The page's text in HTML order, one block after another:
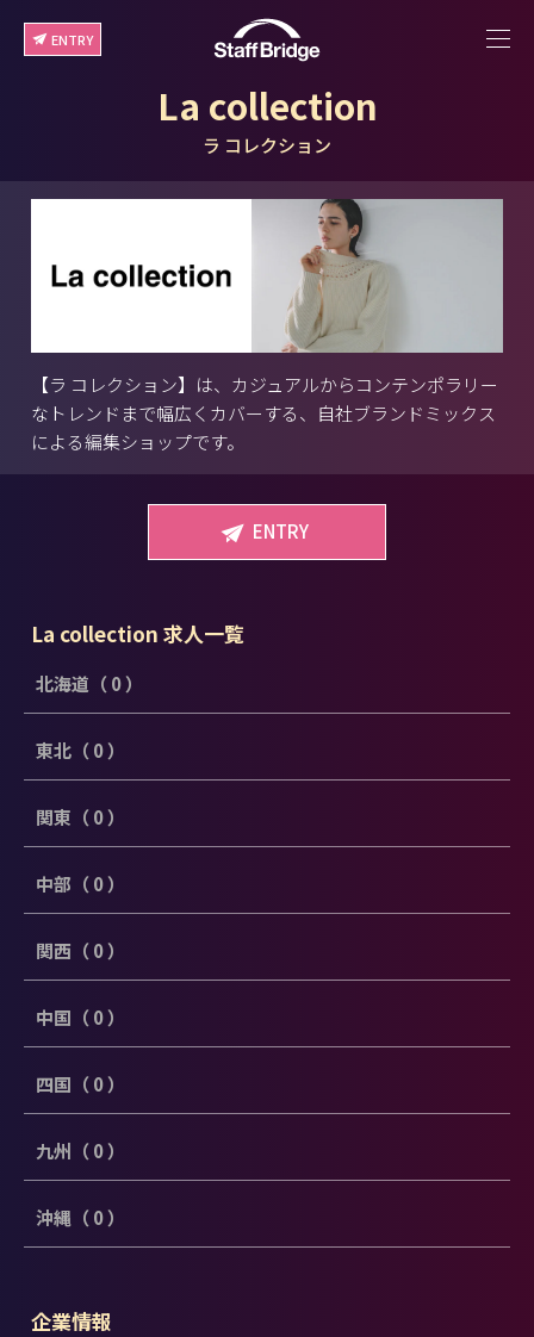
ENTRY
La collection
ラ コレクション
【ラ コレクション】は、カジュアルからコンテンポラリー
なトレンドまで幅広くカバーする、自社ブランドミックス
による編集ショップです。
ENTRY
La collection 求人一覧
北海道（ 0 ）
東北（ 0 ）
関東（ 0 ）
中部（ 0 ）
関西（ 0 ）
中国（ 0 ）
四国（ 0 ）
九州（ 0 ）
沖縄（ 0 ）
企業情報